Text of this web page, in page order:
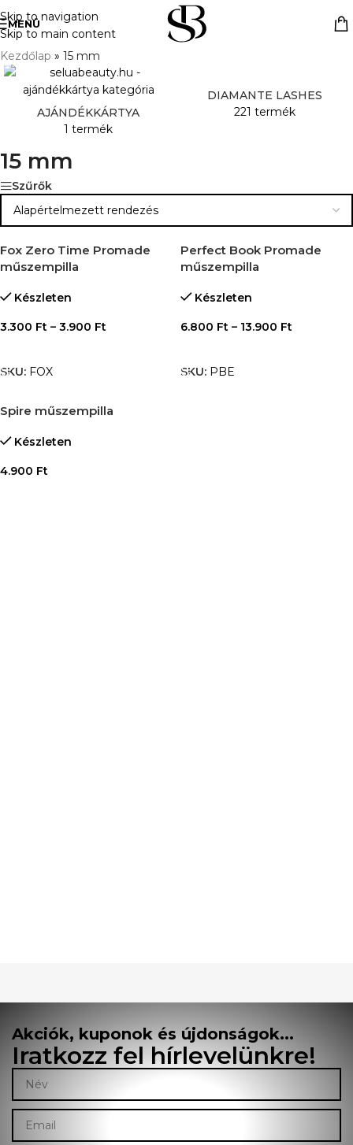
Skip to navigation
Skip to main content
MENÜ
Kezdőlap » 15 mm
AJÁNDÉKKÁRTYA
1 termék
DIAMANTE LASHES
221 termék
15 mm
Szűrők
Fox Zero Time Promade
műszempilla
Készleten
3.300 Ft – 3.900 Ft
SKU: FOX
Perfect Book Promade
műszempilla
Készleten
6.800 Ft – 13.900 Ft
SKU: PBE
Spire műszempilla
Készleten
4.900 Ft
Akciók, kuponok és újdonságok...
Iratkozz fel hírlevelünkre!